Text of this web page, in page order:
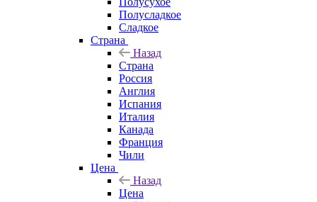
Полусладкое
Сладкое
Страна
Назад
Страна
Россия
Англия
Испания
Италия
Канада
Франция
Чили
Цена
Назад
Цена